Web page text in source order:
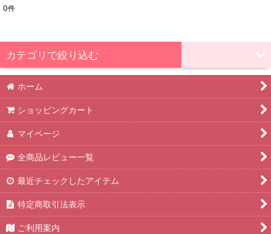
並び順 :
0件
カテゴリで絞り込む
梅の里から (全商品)
梅の里から 木箱
梅の里から 化粧箱
ホーム
ショッピングカート
マイページ
全商品レビュー一覧
最近チェックしたアイテム
特定商取引法表示
ご利用案内